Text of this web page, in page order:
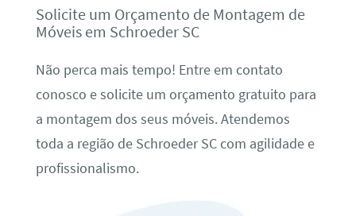
Solicite um Orçamento de Montagem de
Móveis em Schroeder SC
Não perca mais tempo! Entre em contato
conosco e solicite um orçamento gratuito para
a montagem dos seus móveis. Atendemos
toda a região de Schroeder SC com agilidade e
profissionalismo.